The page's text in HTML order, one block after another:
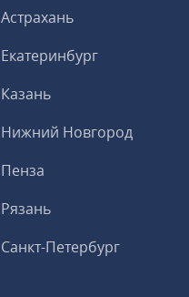
Астрахань
Екатеринбург
Казань
Нижний Новгород
Пенза
Рязань
Санкт-Петербург